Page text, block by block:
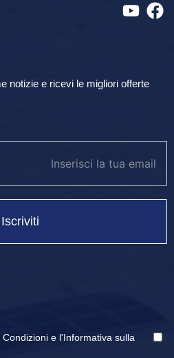
notizie e ricevi le migliori offerte
Iscriviti
Condizioni e l'Informativa sulla